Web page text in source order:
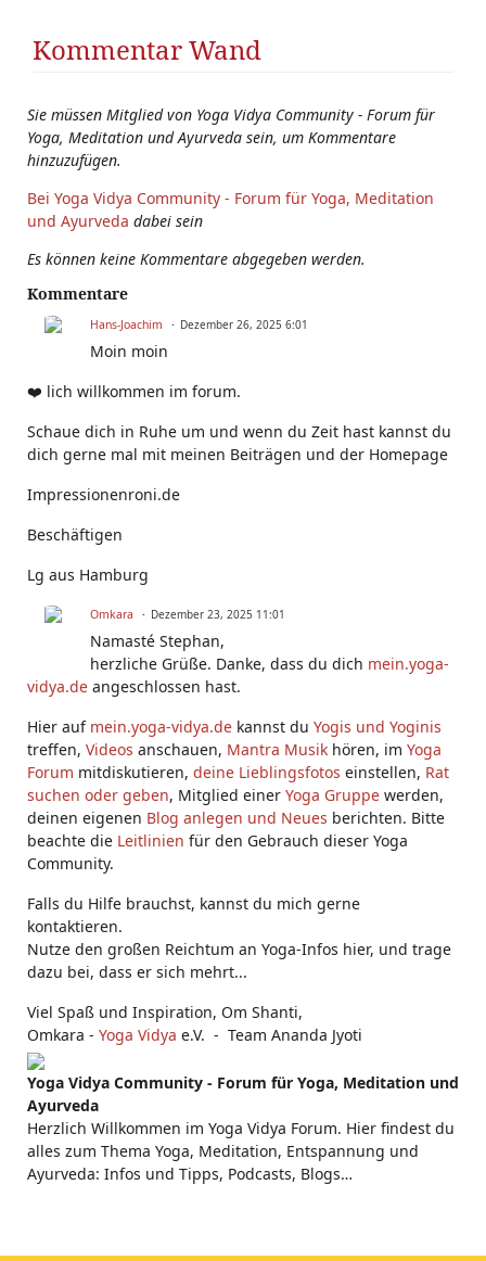
Kommentar Wand
Sie müssen Mitglied von Yoga Vidya Community - Forum für
Yoga, Meditation und Ayurveda sein, um Kommentare
hinzuzufügen.
Bei Yoga Vidya Community - Forum für Yoga, Meditation
und Ayurveda dabei sein
Es können keine Kommentare abgegeben werden.
Kommentare
Hans-Joachim Dezember 26, 2025 6:01
Moin moin
❤️ lich willkommen im forum.
Schaue dich in Ruhe um und wenn du Zeit hast kannst du
dich gerne mal mit meinen Beiträgen und der Homepage
Impressionenroni.de
Beschäftigen
Lg aus Hamburg
Omkara Dezember 23, 2025 11:01
Namasté Stephan,
herzliche Grüße. Danke, dass du dich mein.yoga-
vidya.de angeschlossen hast.
Hier auf mein.yoga-vidya.de kannst du Yogis und Yoginis
treffen, Videos anschauen, Mantra Musik hören, im Yoga
Forum mitdiskutieren, deine Lieblingsfotos einstellen, Rat
suchen oder geben, Mitglied einer Yoga Gruppe werden,
deinen eigenen Blog anlegen und Neues berichten. Bitte
beachte die Leitlinien für den Gebrauch dieser Yoga
Community.
Falls du Hilfe brauchst, kannst du mich gerne
kontaktieren.
Nutze den großen Reichtum an Yoga-Infos hier, und trage
dazu bei, dass er sich mehrt...
Viel Spaß und Inspiration, Om Shanti,
Omkara - Yoga Vidya e.V. - Team Ananda Jyoti
Yoga Vidya Community - Forum für Yoga, Meditation und
Ayurveda
Herzlich Willkommen im Yoga Vidya Forum. Hier findest du
alles zum Thema Yoga, Meditation, Entspannung und
Ayurveda: Infos und Tipps, Podcasts, Blogs…